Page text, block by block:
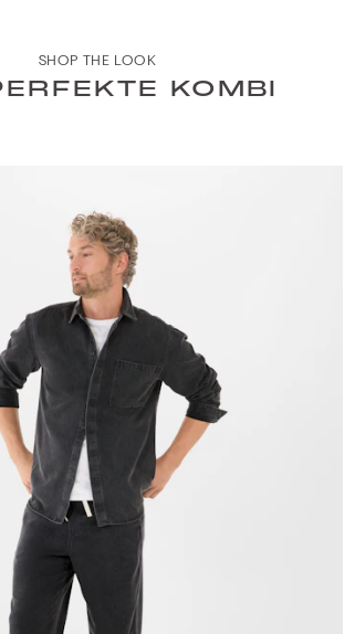
SHOP THE LOOK
KOMBI